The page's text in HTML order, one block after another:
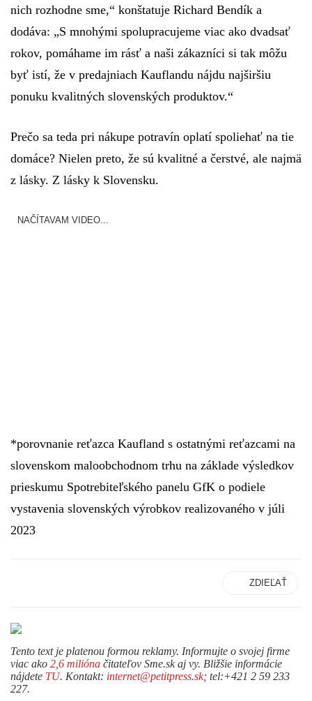
nich rozhodne sme,“ konštatuje Richard Bendík a
dodáva: „S mnohými spolupracujeme viac ako dvadsať
rokov, pomáhame im rásť a naši zákazníci si tak môžu
byť istí, že v predajniach Kauflandu nájdu najširšiu
ponuku kvalitných slovenských produktov.“
Prečo sa teda pri nákupe potravín oplatí spoliehať na tie
domáce? Nielen preto, že sú kvalitné a čerstvé, ale najmä
z lásky. Z lásky k Slovensku.
NAČÍTAVAM VIDEO...
*porovnanie reťazca Kaufland s ostatnými reťazcami na
slovenskom maloobchodnom trhu na základe výsledkov
prieskumu Spotrebiteľského panelu GfK o podiele
vystavenia slovenských výrobkov realizovaného v júli
2023
ZDIEĽAŤ
Tento text je platenou formou reklamy. Informujte o svojej firme
viac ako 2,6 milióna čitateľov Sme.sk aj vy. Bližšie informácie
nájdete TU. Kontakt: internet@petitpress.sk; tel:+421 2 59 233
227.